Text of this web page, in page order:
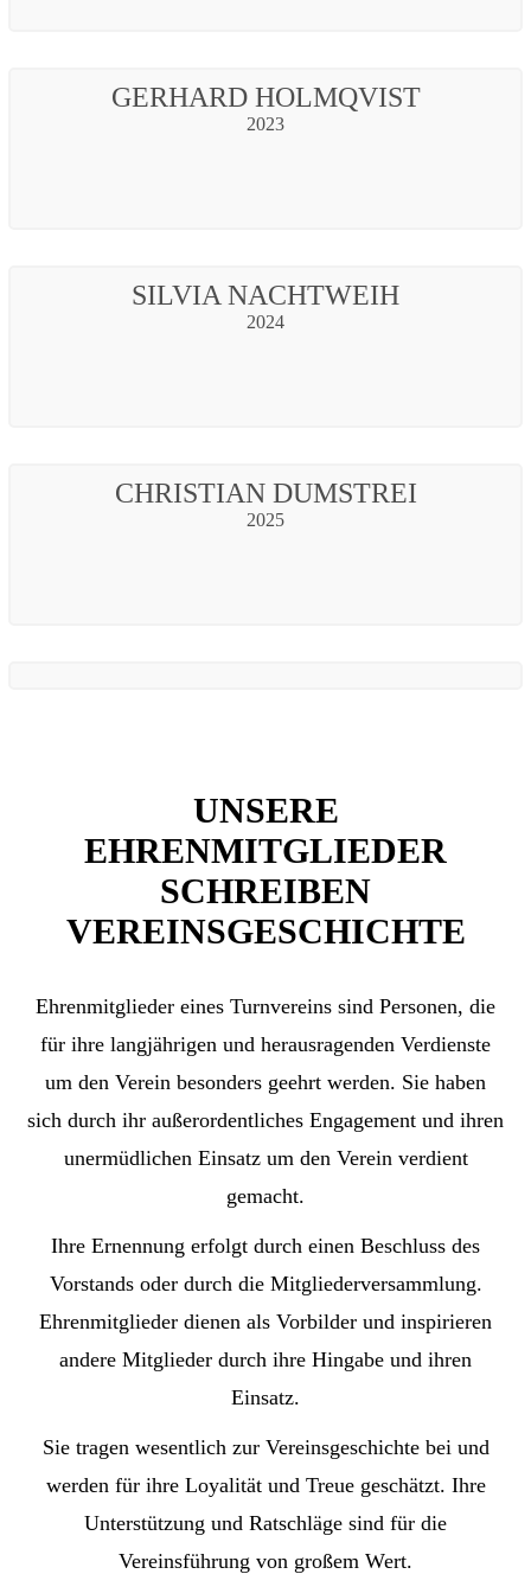
GERHARD HOLMQVIST
2023
SILVIA NACHTWEIH
2024
CHRISTIAN DUMSTREI
2025
UNSERE
EHRENMITGLIEDER
SCHREIBEN
VEREINSGESCHICHTE
Ehrenmitglieder eines Turnvereins sind Personen, die
für ihre langjährigen und herausragenden Verdienste
um den Verein besonders geehrt werden. Sie haben
sich durch ihr außerordentliches Engagement und ihren
unermüdlichen Einsatz um den Verein verdient
gemacht.
Ihre Ernennung erfolgt durch einen Beschluss des
Vorstands oder durch die Mitgliederversammlung.
Ehrenmitglieder dienen als Vorbilder und inspirieren
andere Mitglieder durch ihre Hingabe und ihren
Einsatz.
Sie tragen wesentlich zur Vereinsgeschichte bei und
werden für ihre Loyalität und Treue geschätzt. Ihre
Unterstützung und Ratschläge sind für die
Vereinsführung von großem Wert.